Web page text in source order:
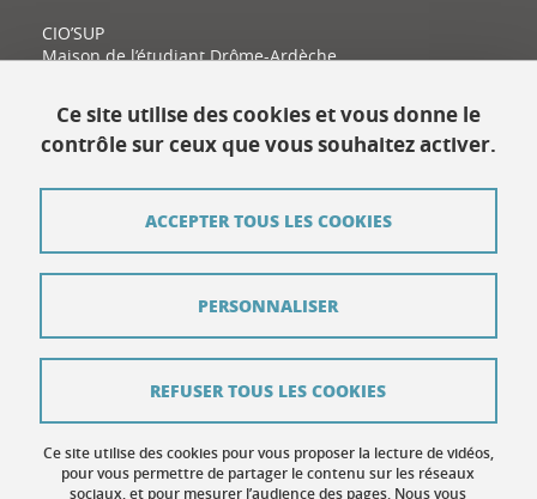
CIO’SUP
Maison de l’étudiant Drôme-Ardèche
26000 Valence
Contact
Mentions légales
Contribuer
Gestion des cookies
Ce site utilise des cookies et vous donne le
contrôle sur ceux que vous souhaitez activer.
Ce site utilise des cookies pour vous proposer la lecture de vidéos,
pour vous permettre de partager le contenu sur les réseaux
sociaux, et pour mesurer l’audience des pages. Nous vous
ACCEPTER TOUS LES COOKIES
REFUSER TOUS LES COOKIES
PERSONNALISER